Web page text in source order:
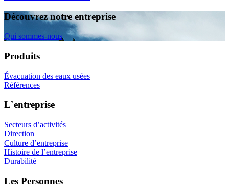
Découvrez notre entreprise
Qui sommes-nous
Produits
Évacuation des eaux usées
Références
L`entreprise
Secteurs d’activités
Direction
Culture d’entreprise
Histoire de l’entreprise
Durabilité
Les Personnes